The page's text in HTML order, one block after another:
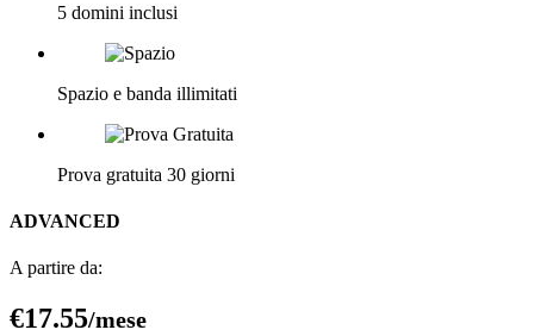
5 domini inclusi
Spazio e banda illimitati
Prova gratuita 30 giorni
ADVANCED
A partire da:
€17.55/mese